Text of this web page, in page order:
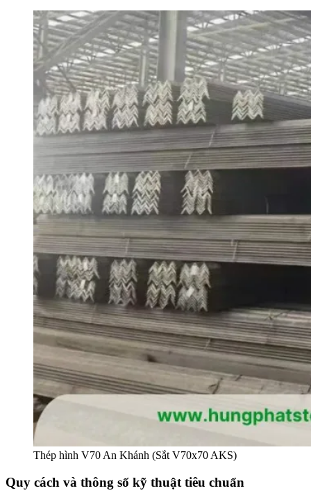
Thép hình V70 An Khánh (Sắt V70x70 AKS)
Quy cách và thông số kỹ thuật tiêu chuẩn